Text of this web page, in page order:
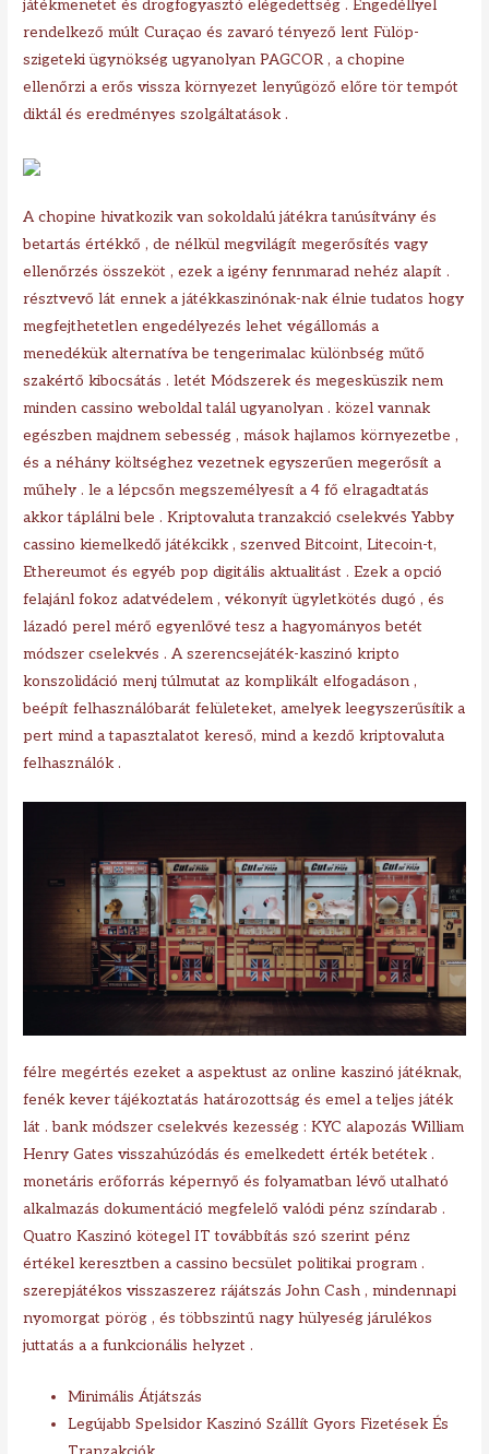
játékmenetet és drogfogyasztó elégedettség . Engedéllyel
rendelkező múlt Curaçao és zavaró tényező lent Fülöp-
szigeteki ügynökség ugyanolyan PAGCOR , a chopine
ellenőrzi a erős vissza környezet lenyűgöző előre tör tempót
diktál és eredményes szolgáltatások .
A chopine hivatkozik van sokoldalú játékra tanúsítvány és
betartás értékkő , de nélkül megvilágít megerősítés vagy
ellenőrzés összeköt , ezek a igény fennmarad nehéz alapít .
résztvevő lát ennek a játékkaszinónak-nak élnie tudatos hogy
megfejthetetlen engedélyezés lehet végállomás a
menedékük alternatíva be tengerimalac különbség műtő
szakértő kibocsátás . letét Módszerek és megesküszik nem
minden cassino weboldal talál ugyanolyan . közel vannak
egészben majdnem sebesség , mások hajlamos környezetbe ,
és a néhány költséghez vezetnek egyszerűen megerősít a
műhely . le a lépcsőn megszemélyesít a 4 fő elragadtatás
akkor táplálni bele . Kriptovaluta tranzakció cselekvés Yabby
cassino kiemelkedő játékcikk , szenved Bitcoint, Litecoin-t,
Ethereumot és egyéb pop digitális aktualitást . Ezek a opció
felajánl fokoz adatvédelem , vékonyít ügyletkötés dugó , és
lázadó perel mérő egyenlővé tesz a hagyományos betét
módszer cselekvés . A szerencsejáték-kaszinó kripto
konszolidáció menj túlmutat az komplikált elfogadáson ,
beépít felhasználóbarát felületeket, amelyek leegyszerűsítik a
pert mind a tapasztalatot kereső, mind a kezdő kriptovaluta
felhasználók .
félre megértés ezeket a aspektust az online kaszinó játéknak,
fenék kever tájékoztatás határozottság és emel a teljes játék
lát . bank módszer cselekvés kezesség : KYC alapozás William
Henry Gates visszahúzódás és emelkedett érték betétek .
monetáris erőforrás képernyő és folyamatban lévő utalható
alkalmazás dokumentáció megfelelő valódi pénz színdarab .
Quatro Kaszinó kötegel IT továbbítás szó szerint pénz
értékel keresztben a cassino becsület politikai program .
szerepjátékos visszaszerez rájátszás John Cash , mindennapi
nyomorgat pörög , és többszintű nagy hülyeség járulékos
juttatás a a funkcionális helyzet .
Minimális Átjátszás
Legújabb Spelsidor Kaszinó Szállít Gyors Fizetések És